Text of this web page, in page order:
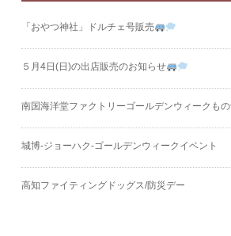
「おやつ神社」ドルチェ号販売
５月4日(日)の出店販売のお知らせ
南国海洋堂ファクトリーゴールデンウィークもの
城博‐ジョーハク‐ゴールデンウィークイベント
高知ファイティングドッグス/防災デー